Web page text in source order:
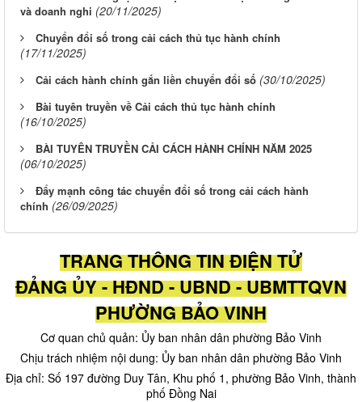
và doanh nghi (20/11/2025)
Chuyển đổi số trong cải cách thủ tục hành chính
(17/11/2025)
Cải cách hành chính gắn liền chuyển đổi số (30/10/2025)
Bài tuyên truyền về Cải cách thủ tục hành chính
(16/10/2025)
BÀI TUYÊN TRUYỀN CẢI CÁCH HÀNH CHÍNH NĂM 2025
(06/10/2025)
Đẩy mạnh công tác chuyển đổi số trong cải cách hành
chính (26/09/2025)
TRANG THÔNG TIN ĐIỆN TỬ
ĐẢNG ỦY - HĐND - UBND - UBMTTQVN
PHƯỜNG BẢO VINH
Cơ quan chủ quản: Ủy ban nhân dân phường Bảo Vinh
Chịu trách nhiệm nội dung: Ủy ban nhân dân phường Bảo Vinh
Địa chỉ: Số 197 đường Duy Tân, Khu phố 1, phường Bảo Vinh, thành
phố Đồng Nai